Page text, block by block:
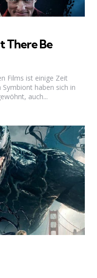
There Be
Films ist einige Zeit
haben sich in
auch...